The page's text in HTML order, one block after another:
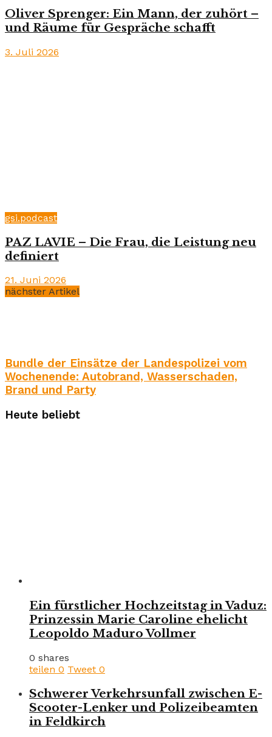
Oliver Sprenger: Ein Mann, der zuhört –
und Räume für Gespräche schafft
3. Juli 2026
gsi.podcast
PAZ LAVIE – Die Frau, die Leistung neu
definiert
21. Juni 2026
nächster Artikel
Bundle der Einsätze der Landespolizei vom
Wochenende: Autobrand, Wasserschaden,
Brand und Party
Heute beliebt
Ein fürstlicher Hochzeitstag in Vaduz:
Prinzessin Marie Caroline ehelicht
Leopoldo Maduro Vollmer
0 shares
teilen 0 Tweet 0
Schwerer Verkehrsunfall zwischen E-
Scooter-Lenker und Polizeibeamten
in Feldkirch